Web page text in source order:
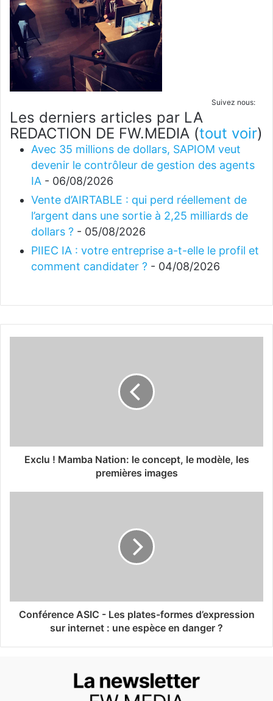
Suivez nous:
Les derniers articles par LA
REDACTION DE FW.MEDIA (tout voir)
Avec 35 millions de dollars, SAPIOM veut
devenir le contrôleur de gestion des agents
IA - 06/08/2026
Vente d’AIRTABLE : qui perd réellement de
l’argent dans une sortie à 2,25 milliards de
dollars ? - 05/08/2026
PIIEC IA : votre entreprise a-t-elle le profil et
comment candidater ? - 04/08/2026
Exclu ! Mamba Nation: le concept, le modèle, les
premières images
Conférence ASIC - Les plates-formes d’expression
sur internet : une espèce en danger ?